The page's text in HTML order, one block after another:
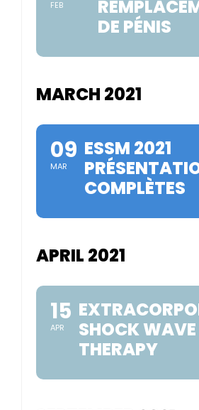
FEB
DE PÉNIS
MARCH 2021
09
MAR
ESSM 2021
COMPLÈTES
APRIL 2021
15
APR
SHOCK WAVE
THERAPY